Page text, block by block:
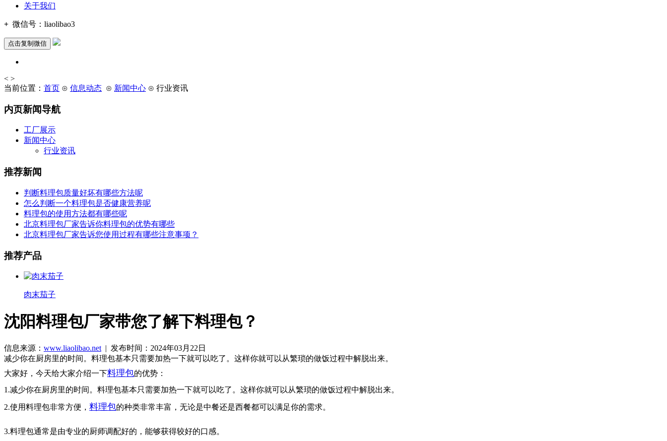
关于我们
+ 微信号： liaolibao3
点击复制微信
< >
当前位置： 首页 ⊙ 信息动态 ⊙ 新闻中心 ⊙ 行业资讯
内页新闻导航
工厂展示
新闻中心
行业资讯
推荐新闻
判断料理包质量好坏有哪些方法呢
怎么判断一个料理包是否健康营养呢
料理包的使用方法都有哪些呢
北京料理包厂家告诉你料理包的优势有哪些
北京料理包厂家告诉您使用过程有哪些注意事项？
推荐产品
肉末茄子
沈阳料理包厂家带您了解下料理包？
信息来源： www.liaolibao.net | 发布时间：2024年03月22日
减少你在厨房里的时间。料理包基本只需要加热一下就可以吃了。这样你就可以从繁琐的做饭过程中解脱出来。
大家好，今天给大家介绍一下料理包的优势：
1.减少你在厨房里的时间。料理包基本只需要加热一下就可以吃了。这样你就可以从繁琐的做饭过程中解脱出来。
2.使用料理包非常方便， 料理包的种类非常丰富，无论是中餐还是西餐都可以满足你的需求。
3.料理包通常是由专业的厨师调配好的，能够获得较好的口感。